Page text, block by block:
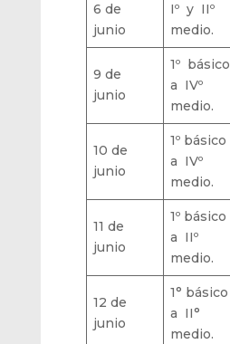
6 de
junio
Iº y IIº
medio.
9 de
junio
1º básico
a IVº
medio.
10 de
junio
1º básico
a IVº
medio.
11 de
junio
1º básico
a IIº
medio.
12 de
junio
1° básico
a II°
medio.